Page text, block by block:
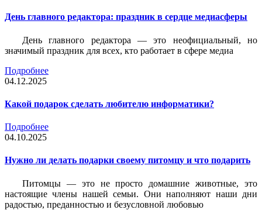
День главного редактора: праздник в сердце медиасферы
День главного редактора — это неофициальный, но
значимый праздник для всех, кто работает в сфере медиа
Подробнее
04.12.2025
Какой подарок сделать любителю информатики?
Подробнее
04.10.2025
Нужно ли делать подарки своему питомцу и что подарить
Питомцы — это не просто домашние животные, это
настоящие члены нашей семьи. Они наполняют наши дни
радостью, преданностью и безусловной любовью